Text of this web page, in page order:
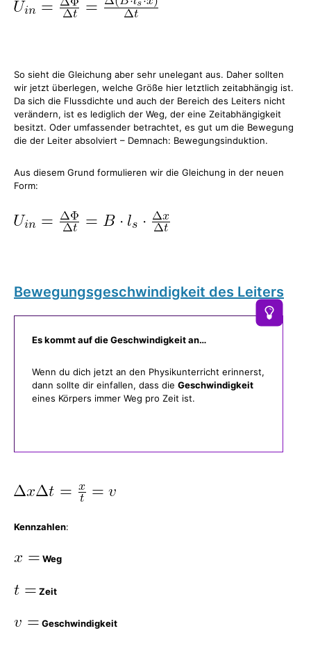
So sieht die Gleichung aber sehr unelegant aus. Daher sollten
wir jetzt überlegen, welche Größe hier letztlich zeitabhängig ist.
Da sich die Flussdichte und auch der Bereich des Leiters nicht
verändern, ist es lediglich der Weg, der eine Zeitabhängigkeit
besitzt. Oder umfassender betrachtet, es gut um die Bewegung
die der Leiter absolviert – Demnach: Bewegungsinduktion.
Aus diesem Grund formulieren wir die Gleichung in der neuen
Form:
Bewegungsgeschwindigkeit des Leiters
Es kommt auf die Geschwindigkeit an…
Wenn du dich jetzt an den Physikunterricht erinnerst,
dann sollte dir einfallen, dass die Geschwindigkeit
eines Körpers immer Weg pro Zeit ist.
Kennzahlen:
Weg
Zeit
Geschwindigkeit